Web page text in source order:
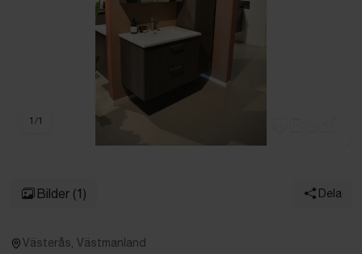
1 /1
Bilder (1) Dela
Västerås, Västmanland